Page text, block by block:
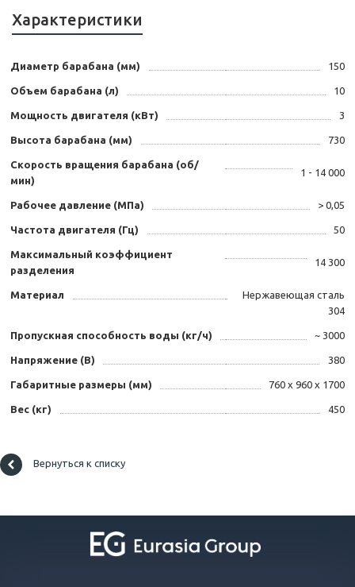
Характеристики
Диаметр барабана (мм) 150
Объем барабана (л) 10
Мощность двигателя (кВт) 3
Высота барабана (мм) 730
Скорость вращения барабана (об/
мин)
1 - 14 000
Рабочее давление (МПа) > 0,05
Частота двигателя (Гц) 50
Максимальный коэффициент
разделения
14 300
Материал
Нержавеющая сталь
304
Пропускная способность воды (кг/ч) ~ 3000
Напряжение (В) 380
Габаритные размеры (мм) 760 х 960 х 1700
Вес (кг) 450
Вернуться к списку